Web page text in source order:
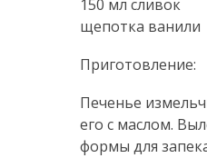
150 мл сливок
щепотка ванили
Приготовление:
Печенье
его с маслом.
формы для